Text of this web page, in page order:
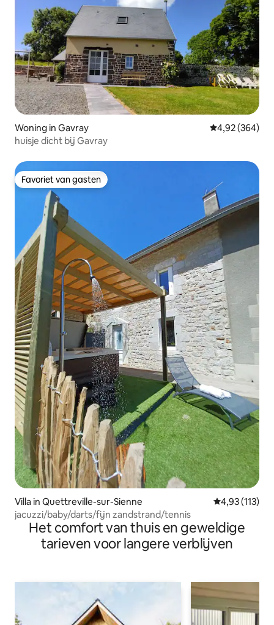
Woning in Gavray Gemiddelde
4,92 (364)
huisje dicht bij Gavray
Favoriet van gasten
Favoriet van gasten
Villa in Quettreville-sur-Sienne Gemiddelde
4,93 (113)
jacuzzi/baby/darts/fijn zandstrand/tennis
Het comfort van thuis en geweldige
tarieven voor langere verblijven